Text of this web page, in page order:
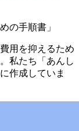
の手順書」
用を抑えるため
私たち「あんし
作成していま